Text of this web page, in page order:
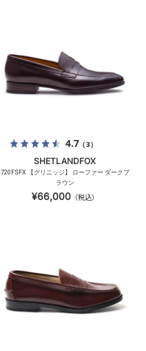
4.7（3）
SHETLANDFOX
720FSFX 【グリニッジ】 ローファー ダークブ
ラウン
¥66,000（税込）